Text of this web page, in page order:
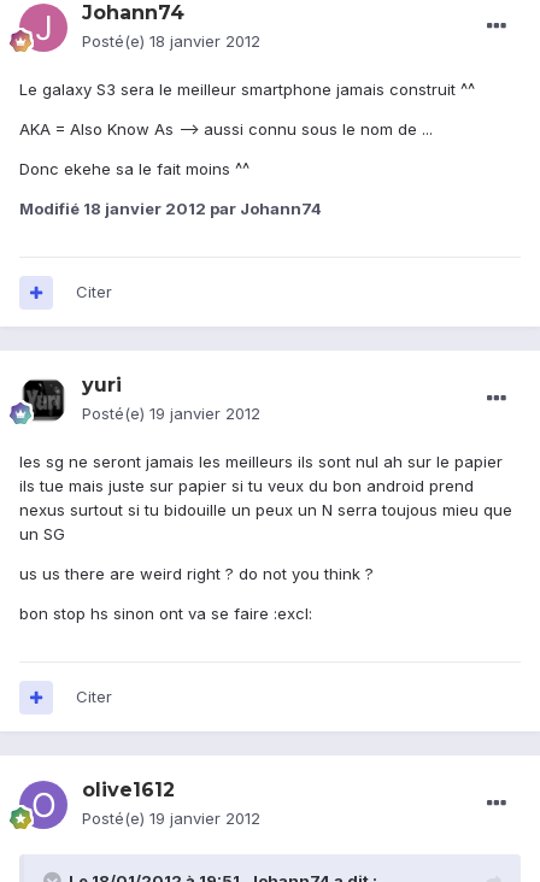
Johann74
Posté(e) 18 janvier 2012
Le galaxy S3 sera le meilleur smartphone jamais construit ^^
AKA = Also Know As --> aussi connu sous le nom de ...
Donc ekehe sa le fait moins ^^
Modifié 18 janvier 2012 par Johann74
Citer
yuri
Posté(e) 19 janvier 2012
les sg ne seront jamais les meilleurs ils sont nul ah sur le papier
ils tue mais juste sur papier si tu veux du bon android prend
nexus surtout si tu bidouille un peux un N serra toujous mieu que
un SG
us us there are weird right ? do not you think ?
bon stop hs sinon ont va se faire :excl:
Citer
olive1612
Posté(e) 19 janvier 2012